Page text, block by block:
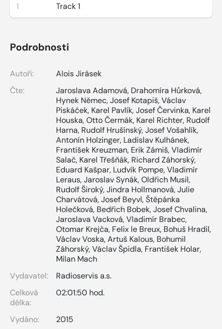
1 Track 1
Podrobnosti
Autoři:
Alois Jirásek
Čte:
Jaroslava Adamová, Drahomíra Hůrková,
Hynek Němec,Josef Kotapiš,Václav
Piskáček, Karel Pavlík,Josef Červinka, Karel
Houska,Otto Čermák, Karel Richter, Rudolf
Harna, Rudolf Hrušínský,Josef Vošahlík,
Antonín Holzinger, Ladislav Kulhánek,
František Kreuzman, Erik Zámiš,Vladimír
Salač, Karel Třešňák, Richard Záhorský,
Eduard Kašpar, Ludvík Pompe,Vladimír
Leraus,Jaroslav Synák,Oldřich Musil,
Rudolf Široký,Jindra Hollmanová,Julie
Charvátová,Josef Beyvl,Štěpánka
Holečková, Bedřich Bobek,Josef Chvalina,
Jaroslava Vacková,Vladimír Brabec,
Otomar Krejča, Felix le Breux, Bohuš Hradil,
Václav Voska,Artuš Kalous, Bohumil
Záhorský,Václav Špidla, František Holar,
Milan Mach
Vydavatel:
Radioservis a.s.
Celková
délka:
02:01:50 hod.
Vydáno:
2015